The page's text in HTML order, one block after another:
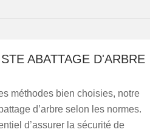
ABATTAGE D'ARBRE
méthodes bien choisies, notre
d’arbre selon les normes.
d’assurer la sécurité de